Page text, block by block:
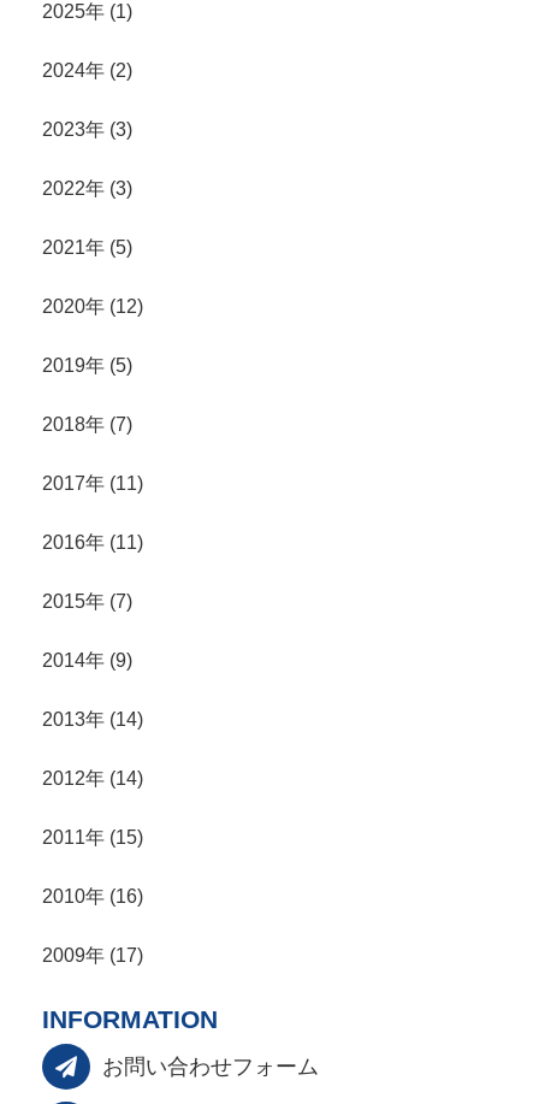
2025年 (1)
2024年 (2)
2023年 (3)
2022年 (3)
2021年 (5)
2020年 (12)
2019年 (5)
2018年 (7)
2017年 (11)
2016年 (11)
2015年 (7)
2014年 (9)
2013年 (14)
2012年 (14)
2011年 (15)
2010年 (16)
2009年 (17)
INFORMATION
お問い合わせフォーム